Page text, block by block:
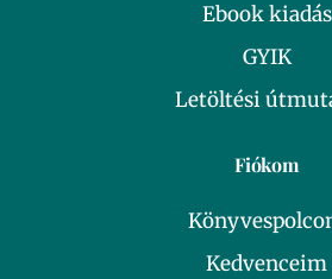
Ebook kiadás
GYIK
Letöltési
Fiókom
Kedvenceim